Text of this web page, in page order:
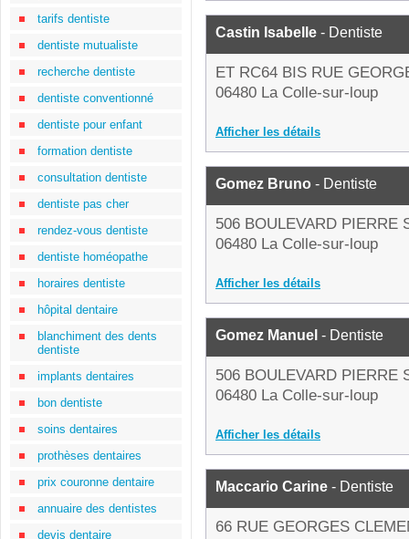
tarifs dentiste
dentiste mutualiste
recherche dentiste
dentiste conventionné
dentiste pour enfant
formation dentiste
consultation dentiste
dentiste pas cher
rendez-vous dentiste
dentiste homéopathe
horaires dentiste
hôpital dentaire
blanchiment des dents
dentiste
implants dentaires
bon dentiste
soins dentaires
prothèses dentaires
prix couronne dentaire
annuaire des dentistes
devis dentaire
Castin Isabelle - Dentiste
ET RC64 BIS RUE
06480 La Colle-sur-loup
Afficher les détails
Gomez Bruno - Dentiste
506 BOULEVARD PIERRE
06480 La Colle-sur-loup
Afficher les détails
Gomez Manuel - Dentiste
506 BOULEVARD PIERRE
06480 La Colle-sur-loup
Afficher les détails
Maccario Carine - Dentiste
66 RUE GEORGES